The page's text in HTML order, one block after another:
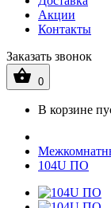
Акции
Контакты
Заказать звонок
0
В корзине
104U ПО